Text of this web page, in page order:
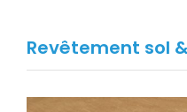
Revêtement sol